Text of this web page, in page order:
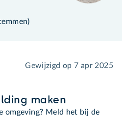
)
Gewijzigd op 7 apr 2025
maken
omgeving? Meld het bij de